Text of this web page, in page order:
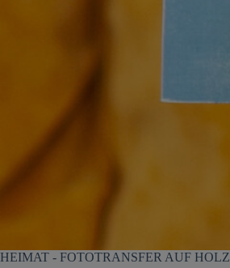
HEIMAT - FOTOTRANSFER AUF HOLZ